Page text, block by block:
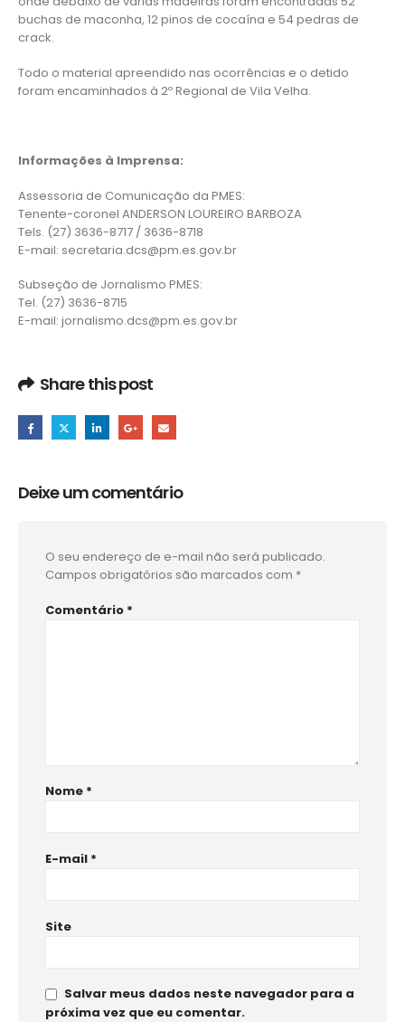
buchas de maconha, 12 pinos de cocaína e 54 pedras de
crack.
Todo o material apreendido nas ocorrências e o detido
foram encaminhados à 2º Regional de Vila Velha.
Informações à Imprensa:
Assessoria de Comunicação da PMES:
Tenente-coronel ANDERSON LOUREIRO BARBOZA
Tels. (27) 3636-8717 / 3636-8718
E-mail: secretaria.dcs@pm.es.gov.br
Subseção de Jornalismo PMES:
Tel. (27) 3636-8715
E-mail: jornalismo.dcs@pm.es.gov.br
Share this post
Deixe um comentário
O seu endereço de e-mail não será publicado.
Campos obrigatórios são marcados com *
Comentário *
Nome *
E-mail *
Site
Salvar meus dados neste navegador para a
próxima vez que eu comentar.